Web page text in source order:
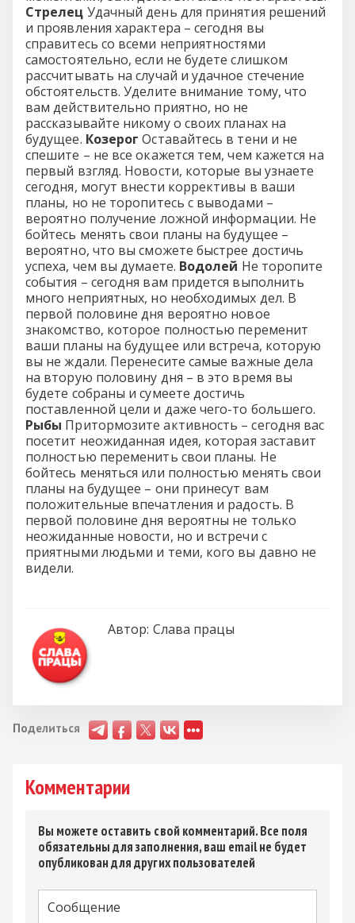
Стрелец Удачный день для принятия решений
и проявления характера – сегодня вы
справитесь со всеми неприятностями
самостоятельно, если не будете слишком
рассчитывать на случай и удачное стечение
обстоятельств. Уделите внимание тому, что
вам действительно приятно, но не
рассказывайте никому о своих планах на
будущее. Козерог Оставайтесь в тени и не
спешите – не все окажется тем, чем кажется на
первый взгляд. Новости, которые вы узнаете
сегодня, могут внести коррективы в ваши
планы, но не торопитесь с выводами –
вероятно получение ложной информации. Не
бойтесь менять свои планы на будущее –
вероятно, что вы сможете быстрее достичь
успеха, чем вы думаете. Водолей Не торопите
события – сегодня вам придется выполнить
много неприятных, но необходимых дел. В
первой половине дня вероятно новое
знакомство, которое полностью переменит
ваши планы на будущее или встреча, которую
вы не ждали. Перенесите самые важные дела
на вторую половину дня – в это время вы
будете собраны и сумеете достичь
поставленной цели и даже чего-то большего.
Рыбы Притормозите активность – сегодня вас
посетит неожиданная идея, которая заставит
полностью переменить свои планы. Не
бойтесь меняться или полностью менять свои
планы на будущее – они принесут вам
положительные впечатления и радость. В
первой половине дня вероятны не только
неожиданные новости, но и встречи с
приятными людьми и теми, кого вы давно не
видели.
Автор: Слава працы
Поделиться
Комментарии
Вы можете оставить свой комментарий. Все поля
обязательны для заполнения, ваш email не будет
опубликован для других пользователей